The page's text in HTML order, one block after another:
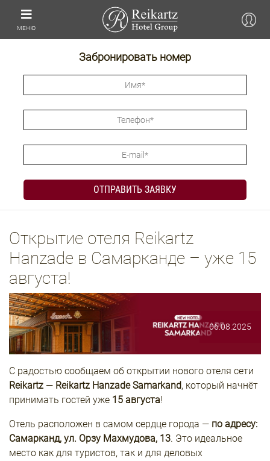
МЕНЮ
Забронировать номер
Открытие отеля Reikartz
Hanzade в Самарканде – уже 15
августа!
06.08.2025
С радостью сообщаем об открытии нового отеля сети
Reikartz — Reikartz Hanzade Samarkand, который начнёт
принимать гостей уже 15 августа!
Отель расположен в самом сердце города — по адресу:
Самарканд, ул. Орзу Махмудова, 13. Это идеальное
место как для туристов, так и для деловых